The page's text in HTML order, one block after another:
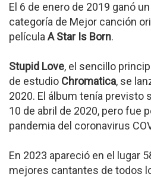
El 6 de enero de 2019 ganó
categoría de Mejor canción
película A Star Is Born.
Stupid Love, el sencillo
de estudio Chromatica, se
2020. El álbum tenía previsto
10 de abril de 2020, pero fue
pandemia del coronavirus
En 2023 apareció en el lugar
mejores cantantes de todos